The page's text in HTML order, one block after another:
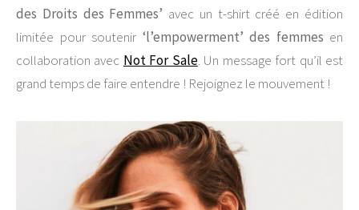
des Droits des Femmes’ avec un t-shirt créé en édition
limitée pour soutenir ‘l’empowerment’ des femmes en
collaboration avec Not For Sale. Un message fort qu’il est
grand temps de faire entendre ! Rejoignez le mouvement !